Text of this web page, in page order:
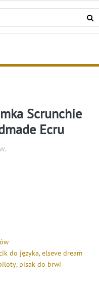
Scrunchie
Ecru
do języka, elseve dream
, pisak do brwi